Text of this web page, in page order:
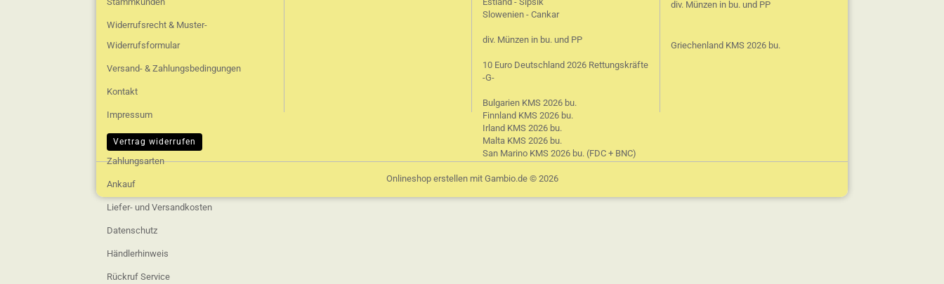
Widerrufsrecht & Muster-
Widerrufsformular
Versand- & Zahlungsbedingungen
Kontakt
Impressum
AGB
Zahlungsarten
Ankauf
Liefer- und Versandkosten
Datenschutz
Händlerhinweis
Rückruf Service
Slowenien - Cankar
div. Münzen in bu. und PP
10 Euro Deutschland 2026 Rettungskräfte
-G-
Bulgarien KMS 2026 bu.
Finnland KMS 2026 bu.
Irland KMS 2026 bu.
Malta KMS 2026 bu.
San Marino KMS 2026 bu. (FDC + BNC)
div. Münzen in bu. und PP
Griechenland KMS 2026 bu.
Vertrag widerrufen
Onlineshop erstellenmit Gambio.de © 2026